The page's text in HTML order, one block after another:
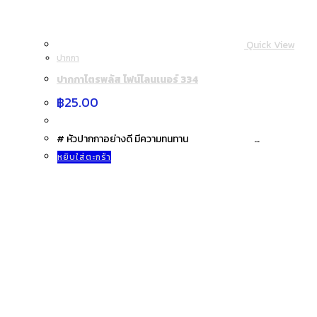
Quick View
ปากกา
ปากกาไตรพลัส ไฟน์ไลนเนอร์ 334
฿25.00
# หัวปากกาอย่างดี มีความทนทาน …
หยิบใส่ตะกร้า